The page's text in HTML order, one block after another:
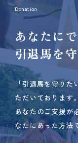
Donation
あなたに
引退馬を
「引退馬を守りた
ただいております。
あなたのご支援が
なたにあった方法